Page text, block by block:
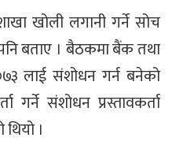
खोली लगानी गर्ने सोच
बताए । बैठकमा बैंक तथा
लाई संशोधन गर्न बनेको
गर्ने संशोधन प्रस्तावकर्ता
।